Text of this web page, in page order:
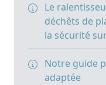
Le
déchêts de
la sécurité
Notre guide
adaptée